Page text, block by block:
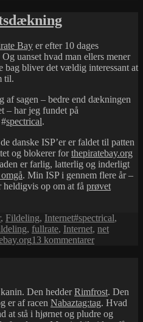
Bay er efter 10 dages
uanset hvad man ellers mener
bag bliver det vældig interessant at
til.
af sagen – bedre end dækningen
– har jeg fundet på
spectrical.
danske ISP’er er faldet til patten
og blokerer forthepiratebay.org
er farlig, latterlig og inderligt
. Min ISP i gennem flere år –
heldigvis op om at få prøvet
, Fildeling, InternetTags
#spectrical,
, fullrate, Internet, net
13 kommentarertil
retsdækning
Den hedderRimfrost. Den
er af racen Nabaztag:tag. Hvad
at stå i hjørnet og pludre og